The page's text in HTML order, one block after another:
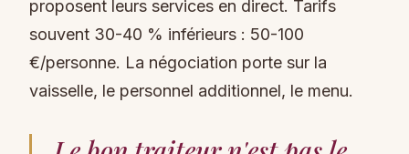
proposent leurs services en direct. Tarifs
souvent 30-40 % inférieurs : 50-100
€/personne. La négociation porte sur la
vaisselle, le personnel additionnel, le menu.